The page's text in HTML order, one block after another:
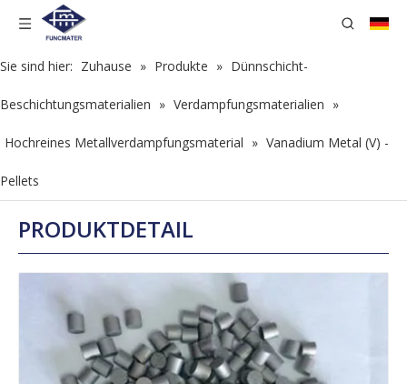
Sie sind hier: Zuhause » Produkte » Dünnschicht-
Beschichtungsmaterialien » Verdampfungsmaterialien »
Hochreines Metallverdampfungsmaterial » Vanadium Metal (V) -
Pellets
PRODUKTDETAIL